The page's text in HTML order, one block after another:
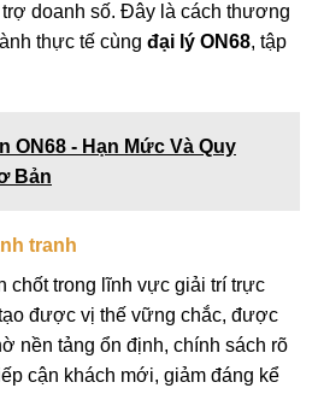
doanh số. Đây là cách thương
thực tế cùng đại lý ON68, tập
ON68 - Hạn Mức Và Quy
Bản
tranh
chốt trong lĩnh vực giải trí trực
được vị thế vững chắc, được
nền tảng ổn định, chính sách rõ
cận khách mới, giảm đáng kể